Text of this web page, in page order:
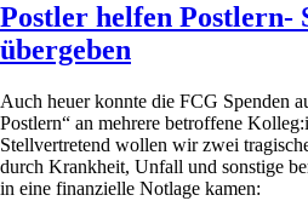
Postler helfen Postlern-
übergeben
Auch heuer konnte die FCG Spenden
Postlern“ an mehrere betroffene
Stellvertretend wollen wir zwei
durch Krankheit, Unfall und sonstige
in eine finanzielle Notlage kamen: